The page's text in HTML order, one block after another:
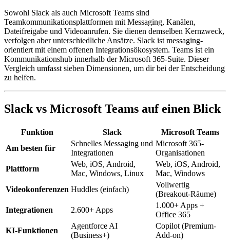
Sowohl Slack als auch Microsoft Teams sind
Teamkommunikationsplattformen mit Messaging, Kanälen,
Dateifreigabe und Videoanrufen. Sie dienen demselben Kernzweck,
verfolgen aber unterschiedliche Ansätze. Slack ist messaging-
orientiert mit einem offenen Integrationsökosystem. Teams ist ein
Kommunikationshub innerhalb der Microsoft 365-Suite. Dieser
Vergleich umfasst sieben Dimensionen, um dir bei der Entscheidung
zu helfen.
Slack vs Microsoft Teams auf einen Blick
Funktion Slack
Microsoft Teams
Am besten für
Schnelles Messaging und
Integrationen
Microsoft 365-
Organisationen
Plattform
Web, iOS, Android,
Mac, Windows, Linux
Web, iOS, Android,
Mac, Windows
Videokonferenzen Huddles (einfach)
Vollwertig
(Breakout-Räume)
Integrationen
2.600+ Apps
1.000+ Apps +
Office 365
KI-Funktionen
Agentforce AI
(Business+)
Copilot (Premium-
Add-on)